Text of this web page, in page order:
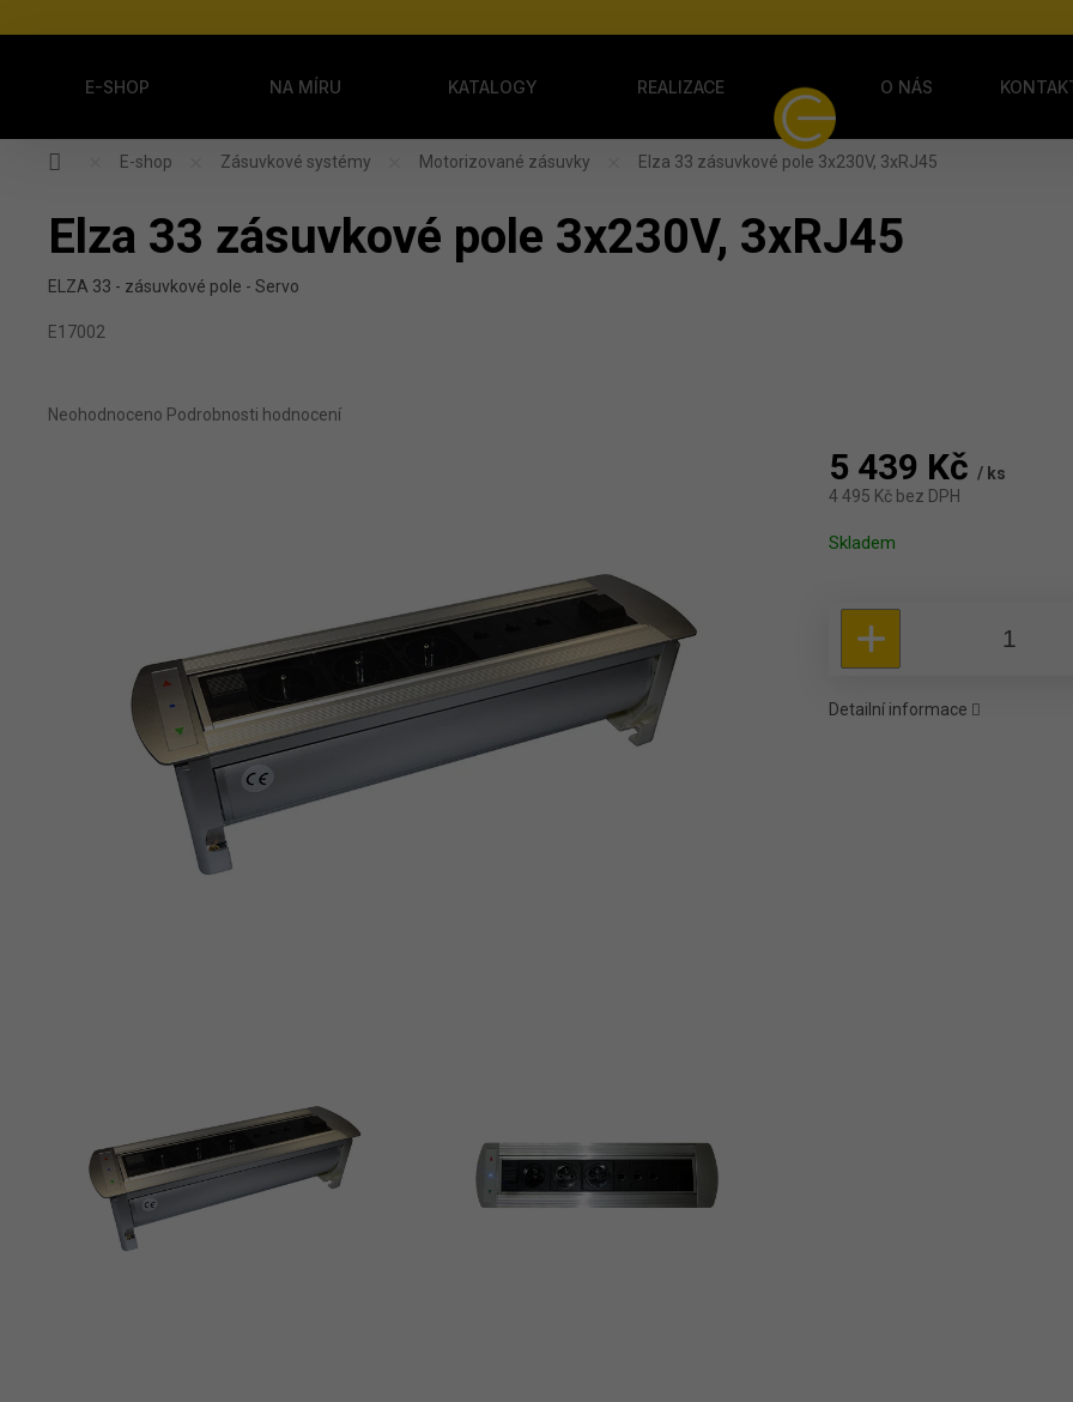
E-SHOP NA MÍRU KATALOGY REALIZACE O NÁS
E-shop Zásuvkové systémy Motorizované zásuvky Elza 33 zásuvkové pole 3x230V, 3xRJ45
Elza 33 zásuvkové pole 3x230V, 3xRJ45
ELZA 33 - zásuvkové pole - Servo
E17002
Průměrné hodnocení produktu je 0,0 z 5 hvězdiček.
Neohodnoceno Podrobnosti hodnocení
5 439 Kč / ks
4 495 Kč bez DPH
Skladem
Detailní informace